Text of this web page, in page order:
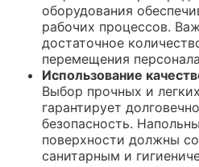
оборудования
рабочих процессов.
достаточное
перемещения
Использование
Выбор прочных и
гарантирует
безопасность.
поверхности должны
санитарным и